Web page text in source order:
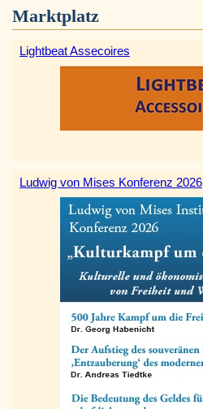
Marktplatz
Lightbeat Assecoires
Ludwig von Mises Konferenz 2026